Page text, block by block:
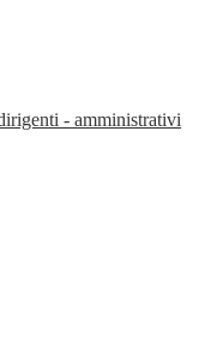
- amministrativi